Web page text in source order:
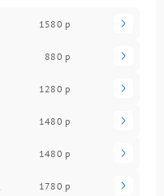
1580 р
880 р
1280 р
1480 р
1480 р
1780 р